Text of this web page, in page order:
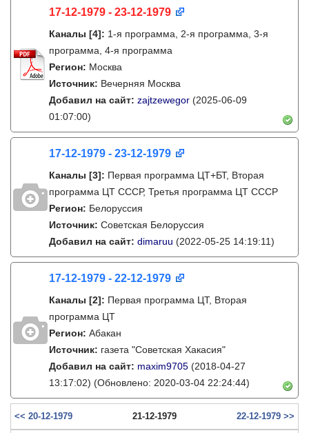
17-12-1979 - 23-12-1979
Каналы [4]: 1-я программа, 2-я программа, 3-я
программа, 4-я программа
Регион: Москва
Источник: Вечерняя Москва
Добавил на сайт: zajtzewegor (2025-06-09
01:07:00)
17-12-1979 - 23-12-1979
Каналы [3]: Первая программа ЦТ+БТ, Вторая
программа ЦТ ССCР, Третья программа ЦТ ССCР
Регион: Белоруссия
Источник: Советская Белоруссия
Добавил на сайт: dimaruu (2022-05-25 14:19:11)
17-12-1979 - 22-12-1979
Каналы [2]: Первая программа ЦТ, Вторая
программа ЦТ
Регион: Абакан
Источник: газета "Советская Хакасия"
Добавил на сайт: maxim9705 (2018-04-27
13:17:02) (Обновлено: 2020-03-04 22:24:44)
<< 20-12-1979 21-12-1979 22-12-1979 >>